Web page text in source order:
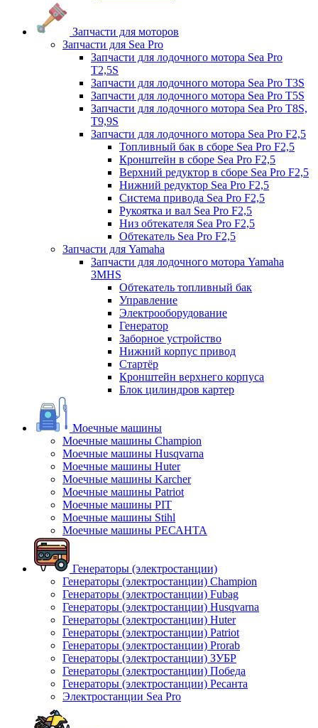
Запчасти для моторов
Запчасти для Sea Pro
Запчасти для лодочного мотора Sea Pro
Т2,5S
Запчасти для лодочного мотора Sea Pro Т3S
Запчасти для лодочного мотора Sea Pro Т5S
Запчасти для лодочного мотора Sea Pro Т8S,
T9,9S
Запчасти для лодочного мотора Sea Pro F2,5
Топливный бак в сборе Sea Pro F2,5
Кронштейн в сборе Sea Pro F2,5
Верхний редуктор в сборе Sea Pro F2,5
Нижний редуктор Sea Pro F2,5
Система привода Sea Pro F2,5
Рукоятка и вал Sea Pro F2,5
Низ обтекателя Sea Pro F2,5
Обтекатель Sea Pro F2,5
Запчасти для Yamaha
Запчасти для лодочного мотора Yamaha
3MHS
Обтекатель топливный бак
Управление
Электрооборудование
Генератор
Заборное устройство
Нижний корпус привод
Стартёр
Кронштейн верхнего корпуса
Блок цилиндров картер
Моечные машины
Моечные машины Champion
Моечные машины Husqvarna
Моечные машины Huter
Моечные машины Karcher
Моечные машины Patriot
Моечные машины PIT
Моечные машины Stihl
Моечные машины РЕСАНТА
Генераторы (электростанции)
Генераторы (электростанции) Champion
Генераторы (электростанции) Fubag
Генераторы (электростанции) Husqvarna
Генераторы (электростанции) Huter
Генераторы (электростанции) Patriot
Генераторы (электростанции) Prorab
Генераторы (электростанции) ЗУБР
Генераторы (электростанции) Победа
Генераторы (электростанции) Ресанта
Электростанции Sea Pro